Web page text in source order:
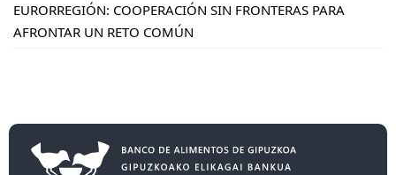
EURORREGIÓN: COOPERACIÓN SIN FRONTERAS PARA
AFRONTAR UN RETO COMÚN